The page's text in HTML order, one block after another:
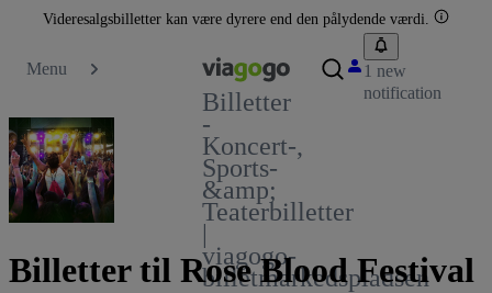
Videresalgsbilletter kan være dyrere end den pålydende værdi.
Menu
Billetter
-
Koncert-,
Sports-
&amp;
Teaterbilletter
|
viagogo-
billetmarkedspladsen
1 new
notification
Billetter til Rose Blood Festival